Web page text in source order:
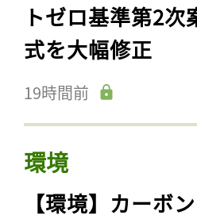
トゼロ基準第2
式を大幅修正
19時間前
環境
【環境】カーボ